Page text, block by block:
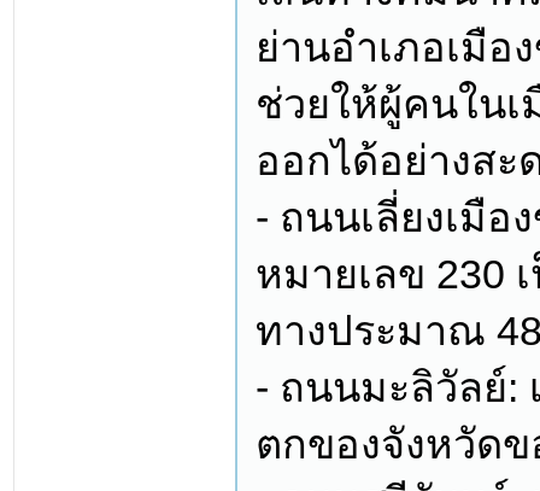
ย่านอำเภอเมื
ช่วยให้ผู้คนในเ
ออกได้อย่างสะ
- ถนนเลี่ยงเมื
หมายเลข 230
ทางประมาณ
- ถนนมะลิวัลย์:
ตกของจังหวัดข